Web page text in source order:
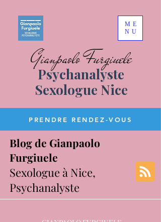
Gianpaolo Furgiuele
Psychanalyste
Sexologue Nice
PRENDRE RENDEZ-VOUS
ME
NU
Blog de Gianpaolo
Furgiuele
Sexologue à Nice,
Psychanalyste